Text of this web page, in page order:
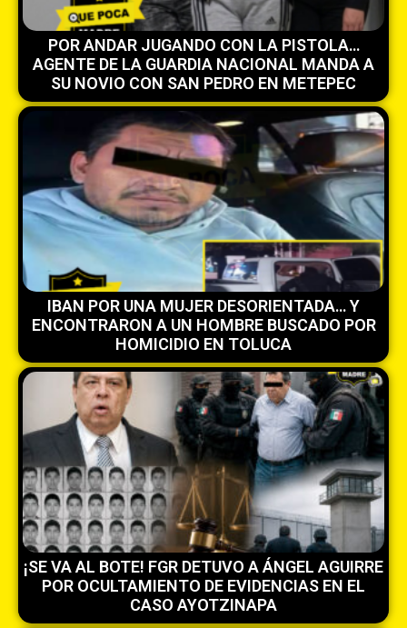
POR ANDAR JUGANDO CON LA PISTOLA…
AGENTE DE LA GUARDIA NACIONAL MANDA A
SU NOVIO CON SAN PEDRO EN METEPEC
IBAN POR UNA MUJER DESORIENTADA… Y
ENCONTRARON A UN HOMBRE BUSCADO POR
HOMICIDIO EN TOLUCA
¡SE VA AL BOTE! FGR DETUVO A ÁNGEL AGUIRRE
POR OCULTAMIENTO DE EVIDENCIAS EN EL
CASO AYOTZINAPA